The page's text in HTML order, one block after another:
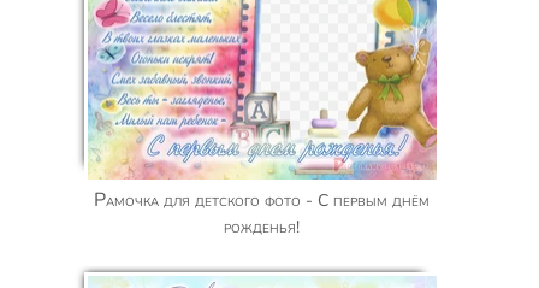
Рамочка для детского фото - C первым днём
рожденья!